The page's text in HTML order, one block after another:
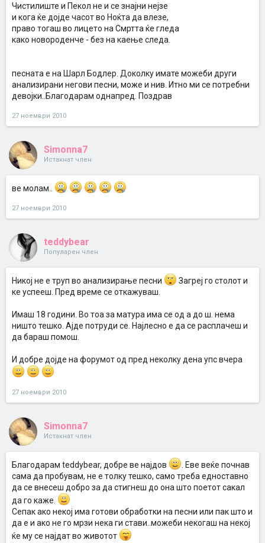
Чистилиште и Пекол не и се знајни нејзе
и кога ќе дојде часот во Ноќта да влезе,
право тогаш во лицето на Смртта ќе гледа
како новороденче - без на каење следа.
песната е на Шарл Бодлер. Доколку имате можеби други
анализирани негови песни, може и нив. Итно ми се потребни
девојки..Благодарам однапред. Поздрав
27 ноември 2010
Simonna7
Истакнат член
ве молам..
27 ноември 2010
teddybear
Популарен член
Никој не е труп во анализирање песни
Загреј го столот и
ке успееш. Пред време се откажуваш.
Имаш 18 години. Во тоа за матура има се од а до ш. нема
ништо тешко. Ајде потруди се. Најлесно е да се расплачеш и
да бараш помош.
И добре дојде на форумот од пред неколку дена упс вчера
27 ноември 2010
Simonna7
Истакнат член
Благодарам teddybear, добре ве најдов
. Еве веќе почнав
сама да пробувам, не е толку тешко, само треба едноставно
да се внесеш добро за да стигнеш до она што поетот сакал
да го каже.
Сепак ако некој има готови обработки на песни или пак што и
да е и ако не го мрзи нека ги стави..можеби некогаш на некој
ќе му се најдат во животот